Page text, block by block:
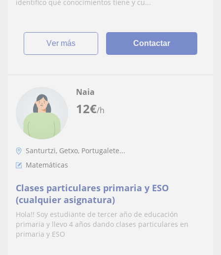
identifico qué conocimientos tiene y cu...
ver más Contactar
12€/h
Naia
Santurtzi, Getxo, Portugalete...
Matemáticas
Clases particulares primaria y ESO
(cualquier asignatura)
Hola!! Soy estudiante de tercer año de educación
primaria y llevo 4 años dando clases particulares en
primaria y ESO